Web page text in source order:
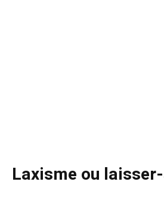
Laxisme ou